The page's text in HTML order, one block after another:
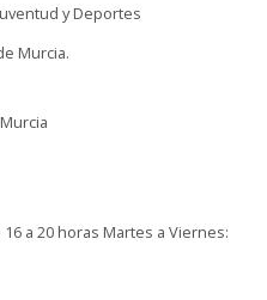
y Deportes
Murcia.
a 20 horas Martes a Viernes: